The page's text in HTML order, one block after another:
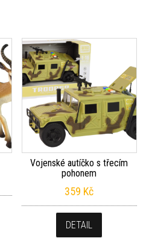
Vojenské autíčko s třecím
pohonem
359 Kč
DETAIL